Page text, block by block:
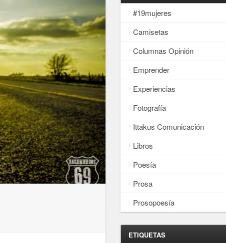
#19mujeres
Camisetas
Columnas Opinión
Emprender
Experiencias
Fotografía
Ittakus Comunicación
Libros
Poesía
Prosa
Prosopoesía
ETIQUETAS